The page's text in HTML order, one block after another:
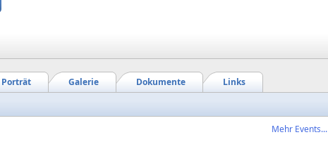
Links
Dokumente
Galerie
Porträt
Mehr Events...